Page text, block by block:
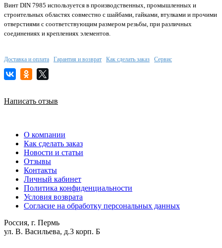
Винт DIN 7985 используется в производственных, промышленных и
строительных областях совместно с шайбами, гайками, втулками и прочими
отверстиями с соответствующим размером резьбы, при различных
соединениях и креплениях элементов.
Доставка и оплата Гарантия и возврат Как сделать заказ Сервис
Написать отзыв
О компании
Как сделать заказ
Новости и статьи
Отзывы
Контакты
Личный кабинет
Политика конфиденциальности
Условия возврата
Согласие на обработку персональных данных
Россия, г. Пермь
ул. В. Васильева, д.3 корп. Б